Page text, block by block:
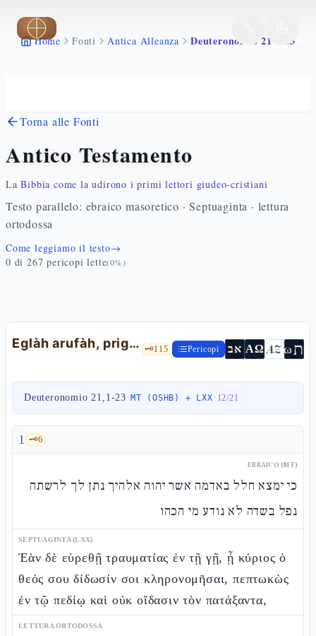
Vai al contenuto principale
Home Fonti Antica Alleanza Deuteronomio 21 1 23
Torna alle Fonti
Antico Testamento
La Bibbia come la udirono i primi lettori giudeo-cristiani
Testo parallelo: ebraico masoretico · Septuaginta · lettura
ortodossa
Come leggiamo il testo→
0 di 267 pericopi lette(0%)
Eglàh arufàh, prigioniera di guerra, primogenito e appeso — Dt 21,1-23 🗝️115 Pericopi אב ΑΩ AZωת
Deuteronomio 21,1-23· MT (OSHB) + LXX· 12/21
1 🗝️6
EBRAICO (MT)
כי ימצא חלל באדמה אשר יהוה אלהיך נתן לך לרשתה
נפל בשדה לא נודע מי הכהו
SEPTUAGINTA (LXX)
Ἐὰν δὲ εὑρεθῇ τραυματίας ἐν τῇ γῇ, ᾗ κύριος ὁ
θεός σου δίδωσίν σοι κληρονομῆσαι, πεπτωκὼς
ἐν τῷ πεδίῳ καὶ οὐκ οἴδασιν τὸν πατάξαντα,
LETTURA ORTODOSSA